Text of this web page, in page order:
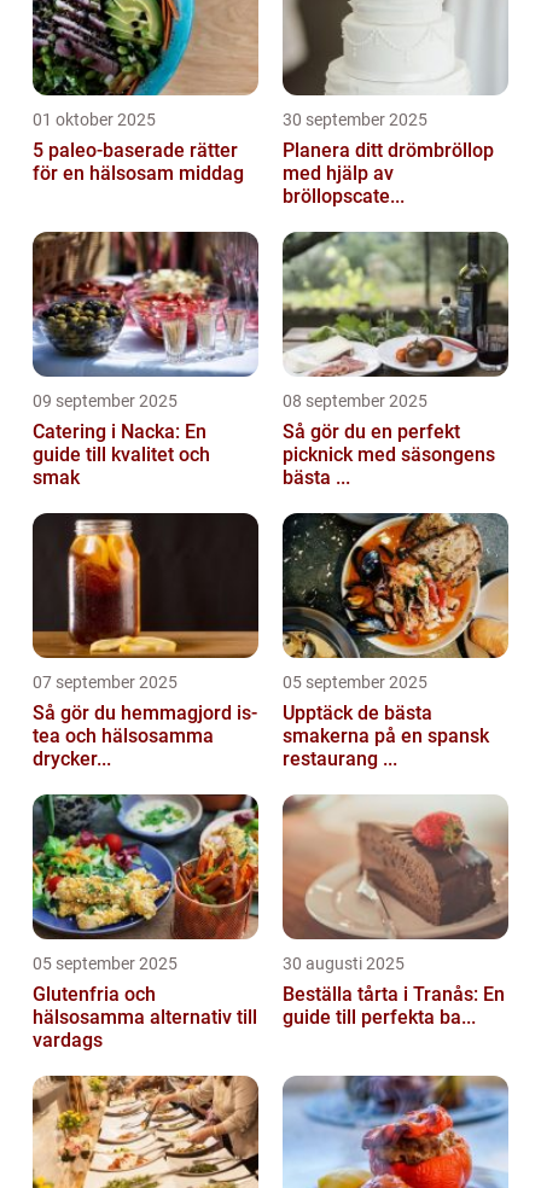
01 oktober 2025
5 paleo-baserade rätter
för en hälsosam middag
30 september 2025
Planera ditt drömbröllop
med hjälp av
bröllopscate...
09 september 2025
Catering i Nacka: En
guide till kvalitet och
smak
08 september 2025
Så gör du en perfekt
picknick med säsongens
bästa ...
07 september 2025
Så gör du hemmagjord is-
tea och hälsosamma
drycker...
05 september 2025
Upptäck de bästa
smakerna på en spansk
restaurang ...
05 september 2025
Glutenfria och
hälsosamma alternativ till
vardags
30 augusti 2025
Beställa tårta i Tranås: En
guide till perfekta ba...